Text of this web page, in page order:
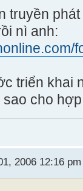
truyền
nì anh:
triển khai
cho
2006 12:16 pm